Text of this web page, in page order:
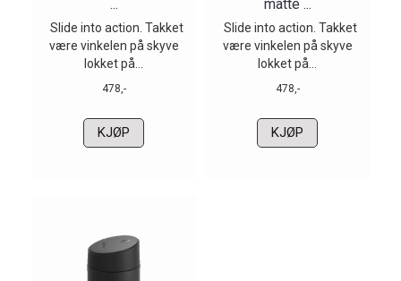
...
Slide into action. Takket
være vinkelen på skyve
lokket på...
478,-
KJØP
matte ...
Slide into action. Takket
være vinkelen på skyve
lokket på...
478,-
KJØP